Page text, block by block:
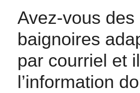
Avez-vous
baignoires
par courriel et
l’information